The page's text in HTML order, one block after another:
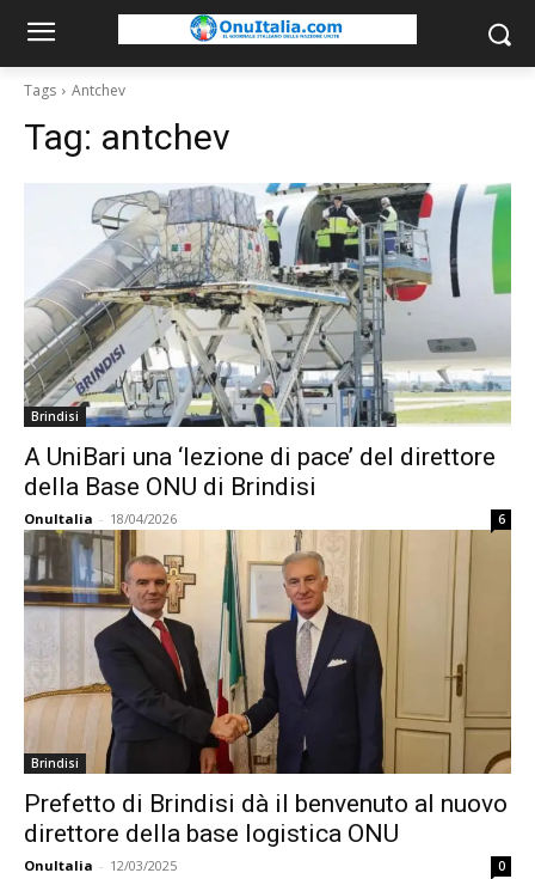
Tags Antchev
Tag: antchev
Brindisi
A UniBari una ‘lezione di pace’ del direttore
della Base ONU di Brindisi
OnuItalia - 18/04/2026 6
Brindisi
Prefetto di Brindisi dà il benvenuto al nuovo
direttore della base logistica ONU
OnuItalia - 12/03/2025 0